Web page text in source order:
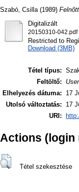
Szabó, Csilla (1989)
Digitalizált
20150310-042.pdf
Restricted to
Download (3MB)
Tétel típus:
Feltöltő:
Elhelyezés dátuma:
17
Utolsó változtatás:
17
URI:
Actions (login
Tétel szekesztése